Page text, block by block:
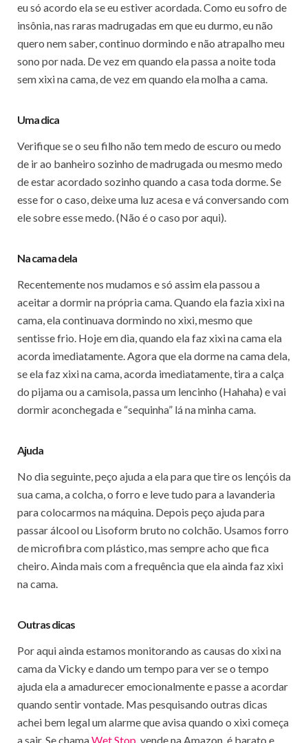
eu só acordo ela se eu estiver acordada. Como eu sofro de
insônia, nas raras madrugadas em que eu durmo, eu não
quero nem saber, continuo dormindo e não atrapalho meu
sono por nada. De vez em quando ela passa a noite toda
sem xixi na cama, de vez em quando ela molha a cama.
Uma dica
Verifique se o seu filho não tem medo de escuro ou medo
de ir ao banheiro sozinho de madrugada ou mesmo medo
de estar acordado sozinho quando a casa toda dorme. Se
esse for o caso, deixe uma luz acesa e vá conversando com
ele sobre esse medo. (Não é o caso por aqui).
Na cama dela
Recentemente nos mudamos e só assim ela passou a
aceitar a dormir na própria cama. Quando ela fazia xixi na
cama, ela continuava dormindo no xixi, mesmo que
sentisse frio. Hoje em dia, quando ela faz xixi na cama ela
acorda imediatamente. Agora que ela dorme na cama dela,
se ela faz xixi na cama, acorda imediatamente, tira a calça
do pijama ou a camisola, passa um lencinho (Hahaha) e vai
dormir aconchegada e “sequinha” lá na minha cama.
Ajuda
No dia seguinte, peço ajuda a ela para que tire os lençóis da
sua cama, a colcha, o forro e leve tudo para a lavanderia
para colocarmos na máquina. Depois peço ajuda para
passar álcool ou Lisoform bruto no colchão. Usamos forro
de microfibra com plástico, mas sempre acho que fica
cheiro. Ainda mais com a frequência que ela ainda faz xixi
na cama.
Outras dicas
Por aqui ainda estamos monitorando as causas do xixi na
cama da Vicky e dando um tempo para ver se o tempo
ajuda ela a amadurecer emocionalmente e passe a acordar
quando sentir vontade. Mas pesquisando outras dicas
achei bem legal um alarme que avisa quando o xixi começa
a sair. Se chamaWet Stop, vende na Amazon, é barato e